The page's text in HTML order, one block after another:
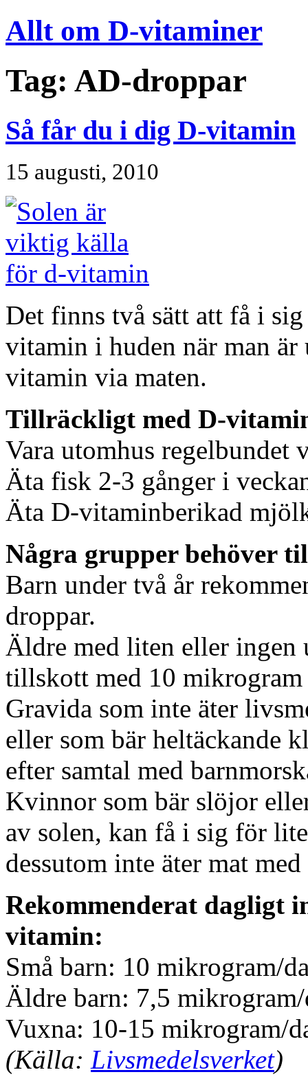
Allt om D-vitaminer
Tag: AD-droppar
Så får du i dig D-vitamin
15 augusti, 2010
Det finns två sätt att få i
vitamin i huden när man
vitamin via maten.
Tillräckligt med D-
Vara utomhus regelbundet
Äta fisk 2-3 gånger i
Äta D-vitaminberikad
Några grupper behöver
Barn under två år
droppar.
Äldre med liten eller ingen
tillskott med 10
Gravida som inte äter
eller som bär heltäckande
efter samtal med
Kvinnor som bär slöjor
av solen, kan få i sig för
dessutom inte äter mat
Rekommenderat dagligt
vitamin:
Små barn: 10 mikrogram/
Äldre barn: 7,5
Vuxna: 10-15 mikrogram/
(Källa: Livsmedelsverket)